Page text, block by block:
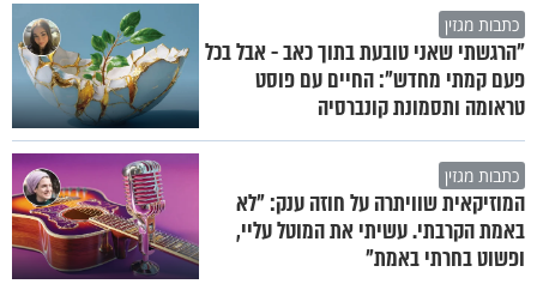
כתבות מגזין
"הרגשתי שאני טובעת בתוך כאב - אבל בכל
פעם קמתי מחדש": החיים עם פוסט
טראומה ותסמונת קונברסיה
כתבות מגזין
המוזיקאית שוויתרה על חוזה ענק: "לא
באמת הקרבתי. עשיתי את המוטל עליי,
ופשוט בחרתי באמת"